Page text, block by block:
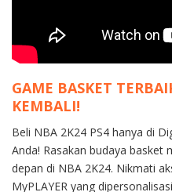
GAME BASKET
KEMBALI!
Beli NBA 2K24 PS4 hanya di
Anda! Rasakan budaya basket
depan di NBA 2K24. Nikmati
MyPLAYER yang